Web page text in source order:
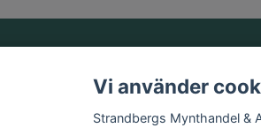
Kontakt
Vi använder
Strandbergs Mynthandel &